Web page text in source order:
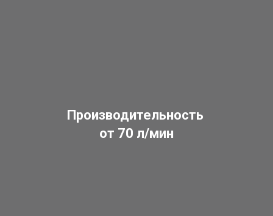
Производительность
от 70 л/мин